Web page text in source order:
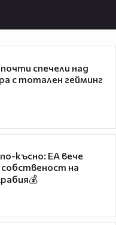
спечели над
с тотален гейминг
късно: EA вече
на